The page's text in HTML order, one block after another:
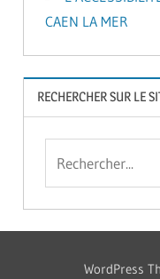
CAEN LA MER
RECHERCHER SUR LE
WordPress